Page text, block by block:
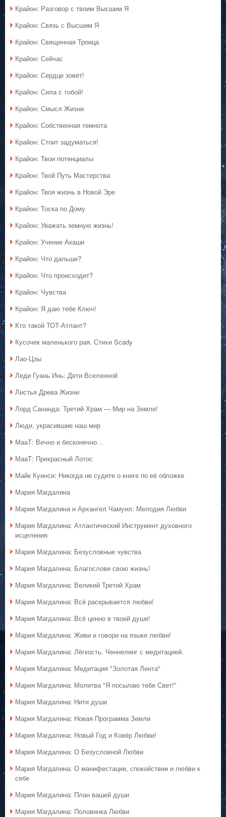
Крайон: Разговор с твоим Высшим Я
Крайон: Связь с Высшим Я
Крайон: Священная Троица
Крайон: Сейчас
Крайон: Сердце зовёт!
Крайон: Сила с тобой!
Крайон: Смысл Жизни
Крайон: Собственная темнота
Крайон: Стоит задуматься!
Крайон: Твои потенциалы
Крайон: Твой Путь Мастерства
Крайон: Твоя жизнь в Новой Эре
Крайон: Тоска по Дому
Крайон: Уважать земную жизнь!
Крайон: Учение Акаши
Крайон: Что дальше?
Крайон: Что происходит?
Крайон: Чувства
Крайон: Я даю тебе Ключ!
Кто такой ТОТ-Атлант?
Кусочек маленького рая. Стихи Scady
Лао-Цзы
Леди Гуань Инь: Дети Вселенной
Листья Древа Жизни
Лорд Сананда: Третий Храм — Мир на Земле!
Люди, украсившие наш мир
МааТ: Вечно и бесконечно…
МааТ: Прекрасный Лотос
Майк Куинси: Никогда не судите о книге по её обложке
Мария Магдалина
Мария Магдалина и Архангел Чамуил: Мелодия Любви
Мария Магдалина: Атлантический Инструмент духовного
исцеления
Мария Магдалина: Безусловные чувства
Мария Магдалина: Благослови свою жизнь!
Мария Магдалина: Великий Третий Храм
Мария Магдалина: Всё раскрывается любви!
Мария Магдалина: Всё ценно в твоей душе!
Мария Магдалина: Живи и говори на языке любви!
Мария Магдалина: Лёгкость. Ченнелинг с медитацией.
Мария Магдалина: Медитация "Золотая Лента"
Мария Магдалина: Молитва "Я посылаю тебе Свет!"
Мария Магдалина: Нити души
Мария Магдалина: Новая Программа Земли
Мария Магдалина: Новый Год и Ковёр Любви!
Мария Магдалина: О Безусловной Любви
Мария Магдалина: О манифестации, спокойствии и любви к
себе
Мария Магдалина: План вашей души
Мария Магдалина: Половинка Любви